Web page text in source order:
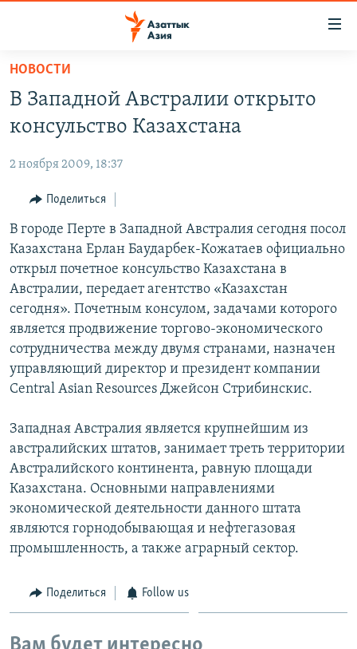
Вернуться
основному
содержанию
Вернутся
навигации
Вернутся
поиску
УЗБЕКИСТАН
ТАДЖИКИСТАН
НОВОСТИ
ВОЙНА В УКРАИНЕ
НА ДРУГИХ ЯЗЫКАХ
ҚАЗАҚША
КЫРГЫЗЧА
ТОҶИКӢ
TÜRKMENÇE
Все сайты РСЕ/РС
НОВОСТИ
В Западной Австралии открыто
консульство Казахстана
2 ноября 2009, 18:37
Поделиться
В городе Перте в Западной Австралия сегодня посол
Казахстана Ерлан Баударбек-Кожатаев официально
открыл почетное консульство Казахстана в
Австралии, передает агентство «Казахстан
сегодня». Почетным консулом, задачами которого
является продвижение торгово-экономического
сотрудничества между двумя странами, назначен
управляющий директор и президент компании
Central Asian Resources Джейсон Стрибинскис.
Западная Австралия является крупнейшим из
австралийских штатов, занимает треть территории
Австралийского континента, равную площади
Казахстана. Основными направлениями
экономической деятельности данного штата
являются горнодобывающая и нефтегазовая
промышленность, а также аграрный сектор.
Поделиться Follow us